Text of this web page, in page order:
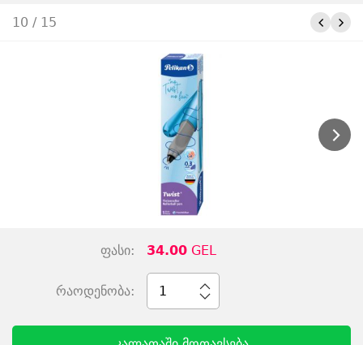
10 / 15
ფასი: 34.00GEL
რაოდენობა: 1